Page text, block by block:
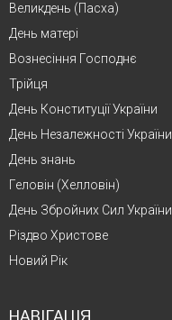
Великдень (Пасха)
День матері
Вознесіння Господнє
Трійця
День Конституції України
День Незалежності України
День знань
Геловін (Хелловін)
День Збройних Сил України
Різдво Христове
Новий Рік